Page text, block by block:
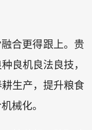
合更得跟上。贵
良机良法良技，
生产，提升粮食
械化。